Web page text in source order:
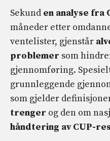
Sekund en analyse fra
måneder etter
ventelister, gjenstår
problemer som
gjennomføring.
grunnleggende
som gjelder
trenger og den om
håndtering av CUP-